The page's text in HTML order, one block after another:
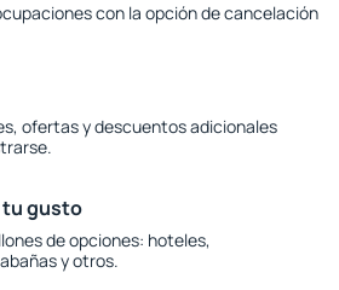
con la opción de cancelación
ofertas y descuentos adicionales
tu gusto
de opciones: hoteles,
y otros.